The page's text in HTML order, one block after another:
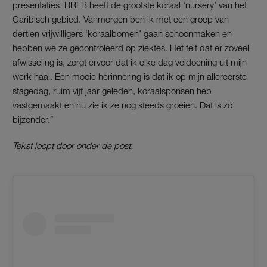
presentaties. RRFB heeft de grootste koraal ‘nursery’ van het
Caribisch gebied. Vanmorgen ben ik met een groep van
dertien vrijwilligers ‘koraalbomen’ gaan schoonmaken en
hebben we ze gecontroleerd op ziektes. Het feit dat er zoveel
afwisseling is, zorgt ervoor dat ik elke dag voldoening uit mijn
werk haal. Een mooie herinnering is dat ik op mijn allereerste
stagedag, ruim vijf jaar geleden, koraalsponsen heb
vastgemaakt en nu zie ik ze nog steeds groeien. Dat is zó
bijzonder.”
Tekst loopt door onder de post.